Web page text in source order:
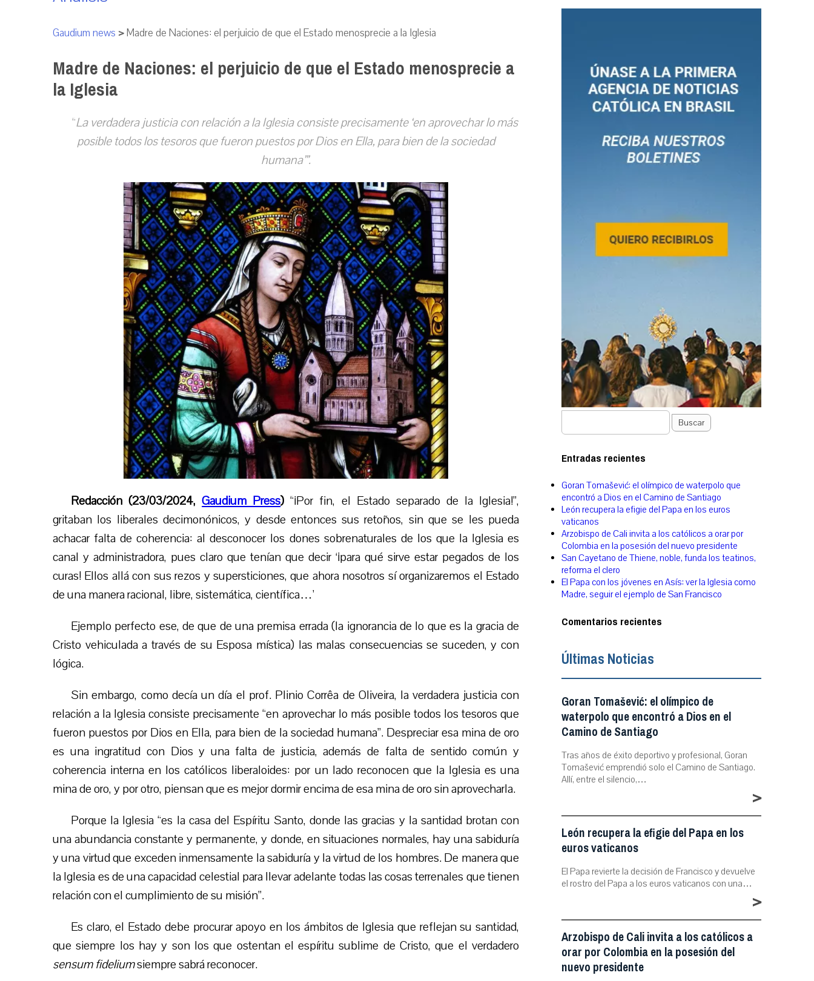
Gaudium news >Madre de Naciones: el perjuicio de que el Estado menosprecie a la Iglesia
Madre de Naciones: el perjuicio de que el Estado menosprecie a
la Iglesia
“La verdadera justicia con relación a la Iglesia consiste precisamente ‘en aprovechar lo más
posible todos los tesoros que fueron puestos por Dios en Ella, para bien de la sociedad
humana’”.
Redacción (23/03/2024,Gaudium Press) “¡Por fin, el Estado separado de la Iglesia!”,
gritaban los liberales decimonónicos, y desde entonces sus retoños, sin que se les pueda
achacar falta de coherencia: al desconocer los dones sobrenaturales de los que la Iglesia es
canal y administradora, pues claro que tenían que decir ‘¡para qué sirve estar pegados de los
curas! Ellos allá con sus rezos y supersticiones, que ahora nosotros sí organizaremos el Estado
de una manera racional, libre, sistemática, científica…’
Ejemplo perfecto ese, de que de una premisa errada (la ignorancia de lo que es la gracia de
Cristo vehiculada a través de su Esposa mística) las malas consecuencias se suceden, y con
lógica.
Sin embargo, como decía un día el prof. Plinio Corrêa de Oliveira, la verdadera justicia con
relación a la Iglesia consiste precisamente “en aprovechar lo más posible todos los tesoros que
fueron puestos por Dios en Ella, para bien de la sociedad humana”. Despreciar esa mina de oro
es una ingratitud con Dios y una falta de justicia, además de falta de sentido común y
coherencia interna en los católicos liberaloides: por un lado reconocen que la Iglesia es una
mina de oro, y por otro, piensan que es mejor dormir encima de esa mina de oro sin aprovecharla.
Porque la Iglesia “es la casa del Espíritu Santo, donde las gracias y la santidad brotan con
una abundancia constante y permanente, y donde, en situaciones normales, hay una sabiduría
y una virtud que exceden inmensamente la sabiduría y la virtud de los hombres. De manera que
la Iglesia es de una capacidad celestial para llevar adelante todas las cosas terrenales que tienen
relación con el cumplimiento de su misión”.
Es claro, el Estado debe procurar apoyoen los ámbitos de Iglesia que reflejan su santidad,
que siempre los hay y son los que ostentan el espíritu sublime de Cristo, que el verdadero
sensum fideliumsiempre sabrá reconocer.
Buscar
Entradas recientes
Goran Tomašević: el olímpico de waterpolo que
encontró a Dios en el Camino de Santiago
León recupera la efigie del Papa en los euros
vaticanos
Arzobispo de Cali invita a los católicos a orar por
Colombia en la posesión del nuevo presidente
San Cayetano de Thiene, noble, funda los teatinos,
reforma el clero
El Papa con los jóvenes en Asís: ver la Iglesia como
Madre, seguir el ejemplo de San Francisco
Comentarios recientes
Últimas Noticias
Goran Tomašević: el olímpico de
waterpolo que encontró a Dios en el
Camino de Santiago
Tras años de éxito deportivo y profesional, Goran
Tomašević emprendió solo el Camino de Santiago.
Allí, entre el silencio,…
>
León recupera la efigie del Papa en los
euros vaticanos
El Papa revierte la decisión de Francisco y devuelve
el rostro del Papa a los euros vaticanos con una…
>
Arzobispo de Cali invita a los católicos a
orar por Colombia en la posesión del
nuevo presidente